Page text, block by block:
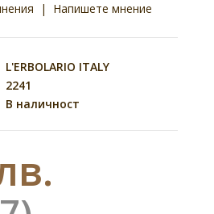
| Напишете мнение
L'ERBOLARIO ITALY
2241
В наличност